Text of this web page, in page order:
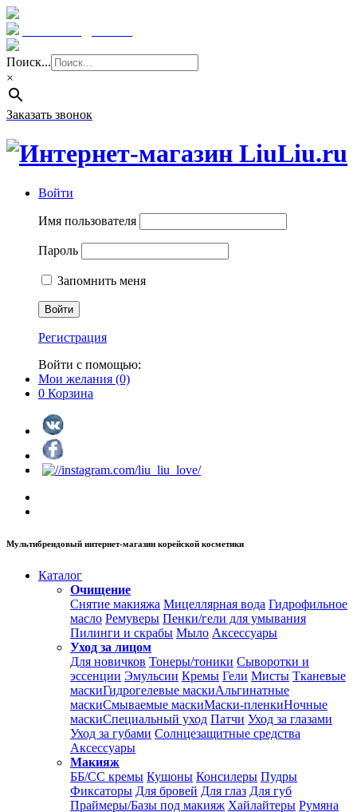
Поиск...
×
Заказать звонок
Войти
Имя пользователя
Пароль
Запомнить меня
Регистрация
Войти с помощью:
Мои желания (0)
0 Корзина
Мультибрендовый интернет-магазин корейской косметики
Каталог
Очищение
Снятие макияжа Мицеллярная вода Гидрофильное
масло Ремуверы Пенки/гели для умывания
Пилинги и скрабы Мыло Аксессуары
Уход за лицом
Для новичков Тонеры/тоники Сыворотки и
эссенции Эмульсии Кремы Гели Мисты Тканевые
маскиГидрогелевые маскиАльгинатные
маскиСмываемые маскиМаски-пленкиНочные
маскиСпециальный уход Патчи Уход за глазами
Уход за губами Солнцезащитные средства
Аксессуары
Макияж
ББ/СС кремы Кушоны Консилеры Пудры
Фиксаторы Для бровей Для глаз Для губ
Праймеры/Базы под макияж Хайлайтеры Румяна